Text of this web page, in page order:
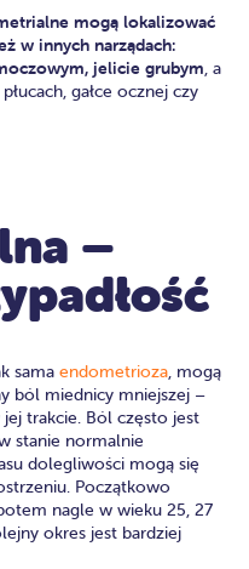
mogą lokalizować
w innych narządach:
jelicie grubym, a
gałce ocznej czy
–
sama endometrioza, mogą
ból miednicy mniejszej –
jej trakcie. Ból często jest
stanie normalnie
dolegliwości mogą się
Początkowo
nagle w wieku 25, 27
okres jest bardziej